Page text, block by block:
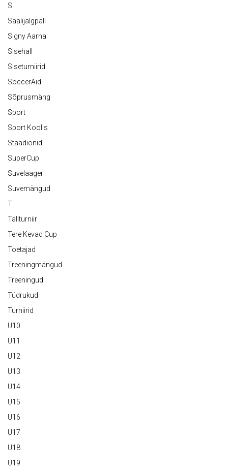
S
Saalijalgpall
Signy Aarna
Sisehall
Siseturniirid
SoccerAid
Sõprusmäng
Sport
Sport Koolis
Staadionid
SuperCup
Suvelaager
Suvemängud
T
Taliturniir
Tere Kevad Cup
Toetajad
Treeningmängud
Treeningud
Tüdrukud
Turniirid
U10
U11
U12
U13
U14
U15
U16
U17
U18
U19